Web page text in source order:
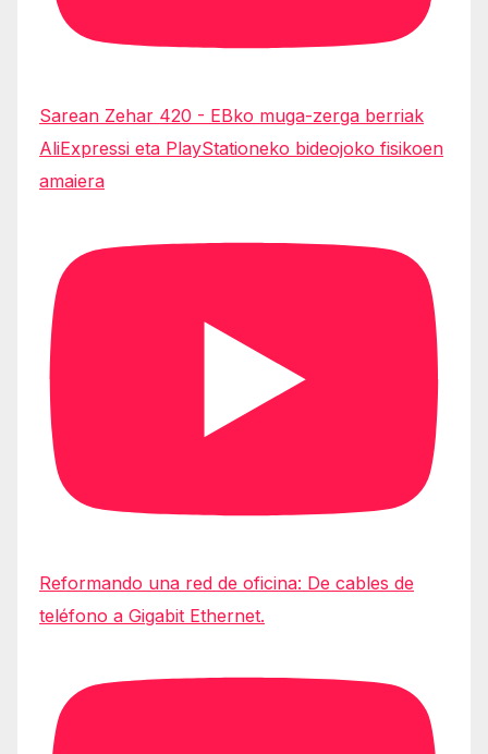
Sarean Zehar 420 - EBko muga-zerga berriak
AliExpressi eta PlayStationeko bideojoko fisikoen
amaiera
Reformando una red de oficina: De cables de
teléfono a Gigabit Ethernet.